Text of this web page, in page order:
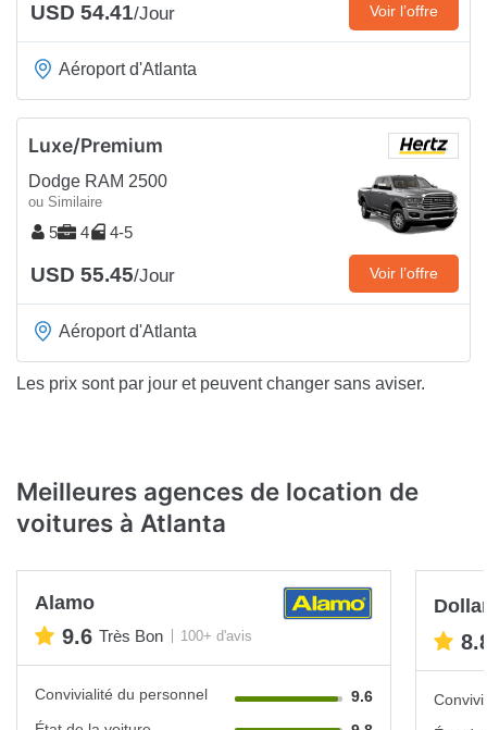
USD 54.41/Jour Voir l’offre
Aéroport d'Atlanta
Luxe/Premium
Dodge RAM 2500
ou Similaire
5 4 4-5
USD 55.45/Jour Voir l’offre
Aéroport d'Atlanta
Les prix sont par jour et peuvent changer sans aviser.
Meilleures agences de location de
voitures à Atlanta
Alamo
9.6 Très Bon 100+ d'avis
Convivialité du personnel
9.6